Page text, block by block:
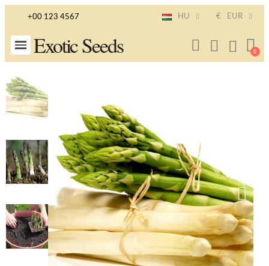
+00 123 4567 HU € EUR
Exotic Seeds